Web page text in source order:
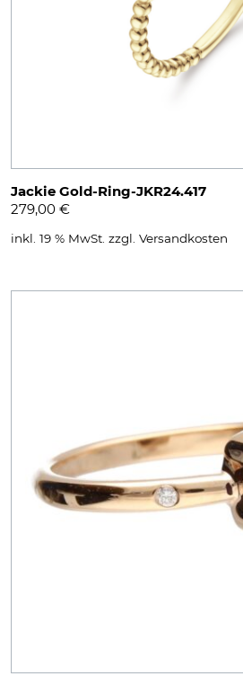
Jackie Gold-Ring-JKR24.417
279,00 €
inkl. 19 % MwSt. zzgl. Versandkosten